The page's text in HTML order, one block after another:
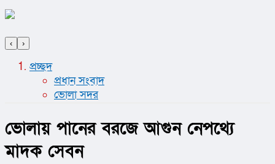
‹ ›
প্রচ্ছদ
প্রধান সংবাদ
ভোলা সদর
ভোলায় পানের বরজে আগুন নেপথ্যে
মাদক সেবন